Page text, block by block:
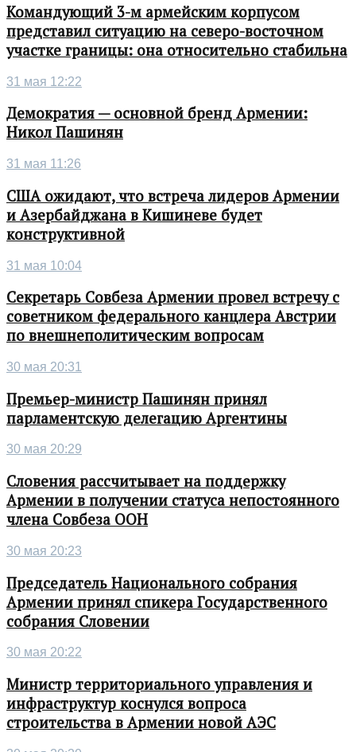
Командующий 3-м армейским корпусом
представил ситуацию на северо-восточном
участке границы: она относительно стабильна
31 мая 12:22
Демократия — основной бренд Армении:
Никол Пашинян
31 мая 11:26
США ожидают, что встреча лидеров Армении
и Азербайджана в Кишиневе будет
конструктивной
31 мая 10:04
Секретарь Совбеза Армении провел встречу с
советником федерального канцлера Австрии
по внешнеполитическим вопросам
30 мая 20:31
Премьер-министр Пашинян принял
парламентскую делегацию Аргентины
30 мая 20:29
Словения рассчитывает на поддержку
Армении в получении статуса непостоянного
члена Совбеза ООН
30 мая 20:23
Председатель Национального собрания
Армении принял спикера Государственного
собрания Словении
30 мая 20:22
Министр территориального управления и
инфраструктур коснулся вопроса
строительства в Армении новой АЭС